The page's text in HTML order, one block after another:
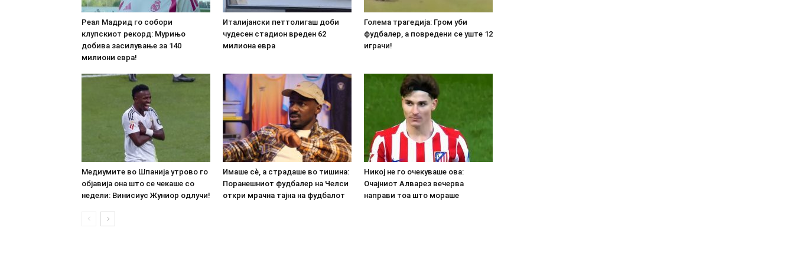
Реал Мадрид го собори
клупскиот рекорд: Мурињо
добива засилување за 140
милиони евра!
Италијански петтолигаш доби
чудесен стадион вреден 62
милиона евра
Голема трагедија: Гром уби
фудбалер, а повредени се уште 12
играчи!
Медиумите во Шпанија утрово го
објавија она што се чекаше со
недели: Винисиус Жуниор одлучи!
Имаше сè, а страдаше во тишина:
Поранешниот фудбалер на Челси
откри мрачна тајна на фудбалот
Никој не го очекуваше ова:
Очајниот Алварез вечерва
направи тоа што мораше